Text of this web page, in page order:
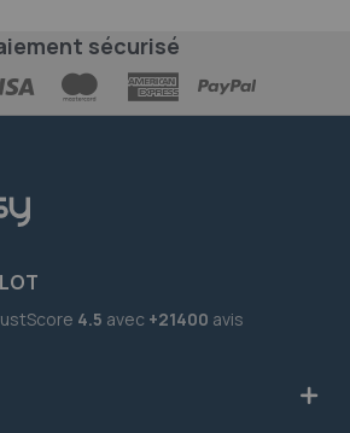
sécurisé
4.5 avec +21400 avis